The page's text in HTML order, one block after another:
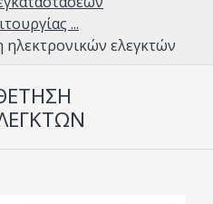
...
ηλεκτρονικών ελεγκτών